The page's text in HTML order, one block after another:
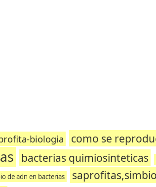
biologia
como se
bacterias quimiosinteticas
de adn en bacterias